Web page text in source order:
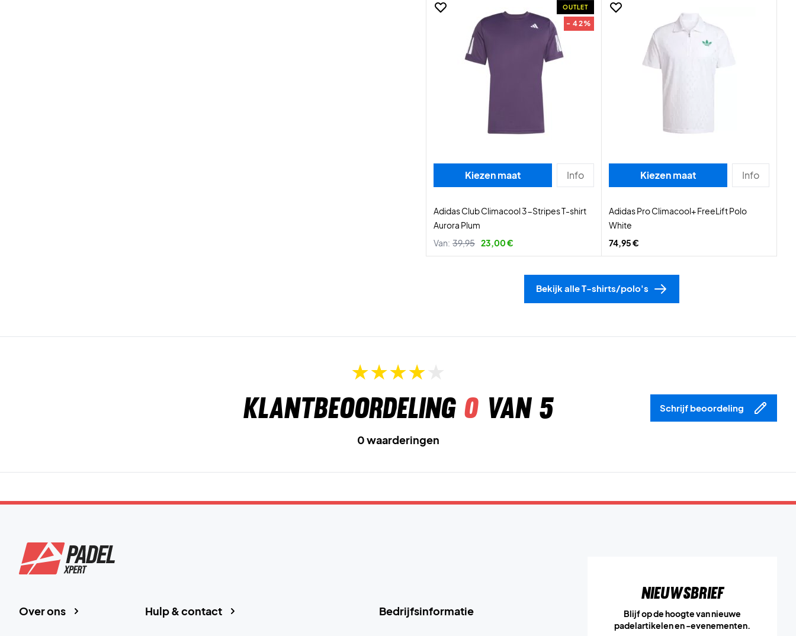
OUTLET
- 42%
Kiezen maat Info
Adidas Club Climacool 3-Stripes T-shirt
Aurora Plum
Van: 39,95 23,00 €
Kiezen maat Info
Adidas Pro Climacool+ FreeLift Polo
White
74,95 €
Bekijk alle T-shirts/polo's
Klantbeoordeling 0van 5 Schrijf beoordeling
0 waarderingen
Bedrijfsinformatie
Hulp & contact
Over ons
Nieuwsbrief
Blijf op de hoogte van nieuwe
padelartikelen en -evenementen.